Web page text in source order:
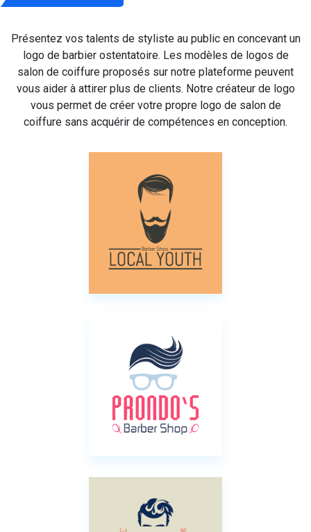
Présentez vos talents de styliste au public en concevant un
logo de barbier ostentatoire. Les modèles de logos de
salon de coiffure proposés sur notre plateforme peuvent
vous aider à attirer plus de clients. Notre créateur de logo
vous permet de créer votre propre logo de salon de
coiffure sans acquérir de compétences en conception.